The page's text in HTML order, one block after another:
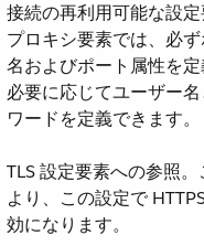
接続の再利用可能な設
プロキシ要素では、必
名およびポート属性を
必要に応じてユーザー
ワードを定義できます。
TLS 設定要素への参照
より、この設定で
効になります。